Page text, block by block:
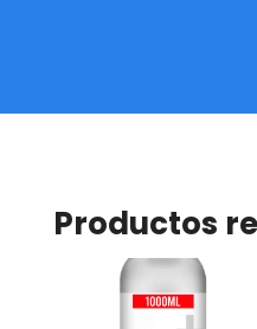
Productos